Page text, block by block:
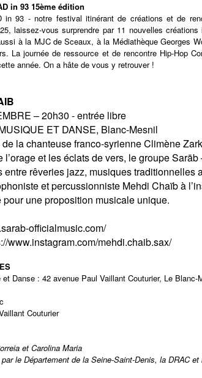
in 93 15ème édition
in 93 - notre festival itinérant de créations et de
laissez-vous surprendre par 11 nouvelles
à la MJC de Sceaux, à la Médiathèque Georges
La journée de ressource et de rencontre Hip-Hop
année. On a hâte de vous y retrouver !
– 20h30 - entrée libre
ET DANSE, Blanc-Mesnil
la chanteuse franco-syrienne Climène
l’orage et les éclats de vers, le groupe
entre rêveries jazz, musiques traditionnelles
et percussionniste Mehdi Chaïb à
une proposition musicale unique.
officialmusic.com/
www.instagram.com/mehdi.chaib.sax/
Danse : 42 avenue Paul Vaillant Couturier, Le Blanc-
Couturier
et Carolina Maria
le Département de la Seine-Saint-Denis, la DRAC et